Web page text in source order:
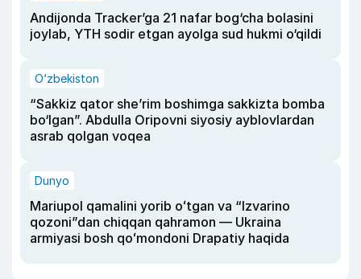
Andijonda Tracker’ga 21 nafar bog‘cha bolasini
joylab, YTH sodir etgan ayolga sud hukmi o‘qildi
O‘zbekiston
“Sakkiz qator she’rim boshimga sakkizta bomba
bo‘lgan”. Abdulla Oripovni siyosiy ayblovlardan
asrab qolgan voqea
Dunyo
Mariupol qamalini yorib oʻtgan va “Izvarino
qozoni”dan chiqqan qahramon — Ukraina
armiyasi bosh qoʻmondoni Drapatiy haqida